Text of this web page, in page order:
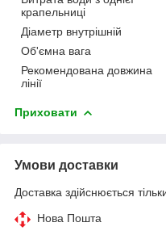
крапельниці
Діаметр внутрішній
Об'ємна вага
Рекомендована довжина
лінії
Приховати
Умови доставки
Доставка здійснюється
Нова Пошта